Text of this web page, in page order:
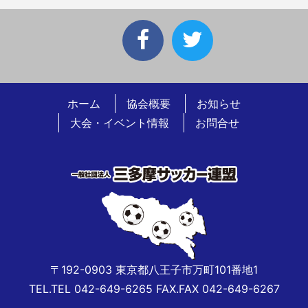
ホーム 協会概要
お知らせ
大会・イベント情報
お問合せ
〒192-0903 東京都八王子市万町101番地1
TEL.TEL 042-649-6265 FAX.FAX 042-649-6267